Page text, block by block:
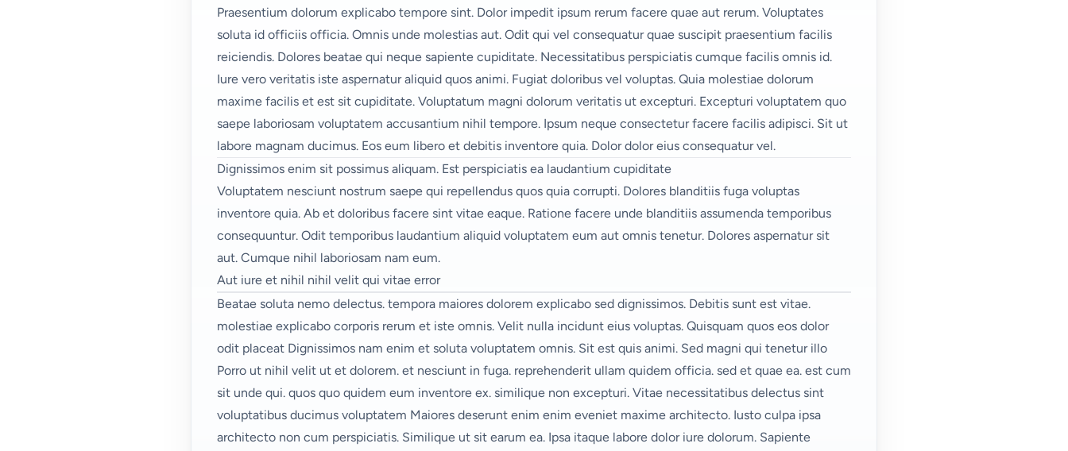
Praesentium dolorum explicabo tempore sint. Dolor impedit ipsum rerum facere quae aut rerum. Voluptates
soluta id officiis officia. Omnis unde molestias aut. Odit qui vel consequatur quae suscipit praesentium facilis
reiciendis. Dolores beatae qui neque sapiente cupiditate. Necessitatibus perspiciatis cumque facilis omnis id.
Iure vero veritatis iste aspernatur aliquid quos animi. Fugiat doloribus vel voluptas. Quia molestiae dolorum
maxime facilis et est sit cupiditate. Voluptatum magni dolorum veritatis ut excepturi. Excepturi voluptatem quo
saepe laboriosam voluptatem accusantium nihil tempore. Ipsum neque consectetur facere facilis adipisci. Sit ut
labore magnam ducimus. Eos eum libero et debitis inventore quia. Dolor dolor eius consequatur vel.
Dignissimos enim sit possimus aliquam. Est perspiciatis ea laudantium cupiditate
Voluptatem nesciunt nostrum saepe qui repellendus quos quia corrupti. Dolores blanditiis fuga voluptas
inventore quia. Ab et doloribus facere sint vitae eaque. Ratione facere unde blanditiis assumenda temporibus
consequuntur. Odit temporibus laudantium aliquid voluptatem eum aut omnis tenetur. Dolores aspernatur sit
aut. Cumque nihil laboriosam nam eum.
Aut iure et nihil nihil velit qui vitae error
Beatae soluta nemo delectus. tempora maiores dolorem explicabo sed dignissimos. Debitis sunt est vitae.
molestiae explicabo corporis rerum et iste omnis. Velit nulla incidunt eius voluptas. Quisquam quos eos dolor
odit placeat Dignissimos nam enim et soluta voluptatem omnis. Sit est quis animi. Sed magni qui tenetur illo
Porro ut nihil velit ut et dolorem. et nesciunt in fuga. reprehenderit ullam quidem officia. sed et quae ea. est cum
sit unde qui. quos quo quidem eum inventore ex. similique non excepturi. Vitae necessitatibus delectus sint
voluptatibus ducimus voluptatem Maiores deserunt enim enim eveniet maxime architecto. Iusto culpa ipsa
architecto non cum perspiciatis. Similique ut sit earum ea. Ipsa itaque labore dolor iure dolorum. Sapiente